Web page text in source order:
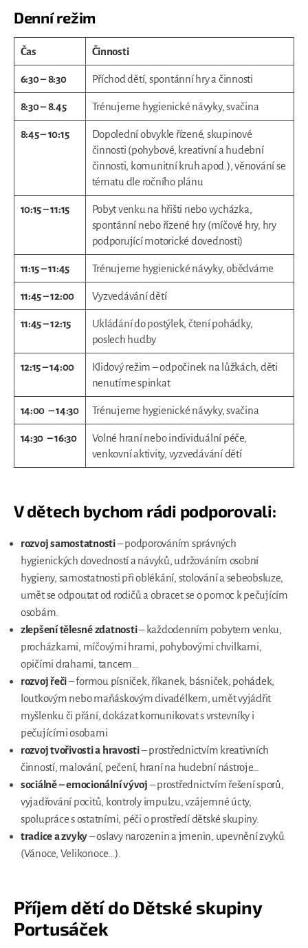
Denní režim
Čas Činnosti
6:30 – 8:30 Příchod dětí, spontánní hry a činnosti
8:30 – 8.45 Trénujeme hygienické návyky, svačina
8:45 – 10:15
Dopolední obvykle řízené, skupinové
činnosti (pohybové, kreativní a hudební
činnosti, komunitní kruh apod.), věnování se
tématu dle ročního plánu
10:15 – 11:15
Pobyt venku na hřišti nebo vycházka,
spontánní nebo řízené hry (míčové hry, hry
podporující motorické dovednosti)
11:15 – 11:45 Trénujeme hygienické návyky, obědváme
11:45 – 12:00 Vyzvedávání dětí
11:45 – 12:15
Ukládání do postýlek, čtení pohádky,
poslech hudby
12:15 – 14:00
Klidový režim – odpočinek na lůžkách, děti
nenutíme spinkat
14:00 – 14:30 Trénujeme hygienické návyky, svačina
14:30 – 16:30
Volné hraní nebo individuální péče,
venkovní aktivity, vyzvedávání dětí
V dětech bychom rádi podporovali:
rozvoj samostatnosti– podporováním správných
hygienických dovedností a návyků, udržováním osobní
hygieny, samostatnosti při oblékání, stolování a sebeobsluze,
umět se odpoutat od rodičů a obracet se o pomoc k pečujícím
osobám.
zlepšení tělesné zdatnosti– každodenním pobytem venku,
procházkami, míčovými hrami, pohybovými chvilkami,
opičími drahami, tancem…
rozvoj řeči– formou písniček, říkanek, básniček, pohádek,
loutkovým nebo maňáskovým divadélkem, umět vyjádřit
myšlenku či přání, dokázat komunikovat s vrstevníky i
pečujícími osobami
rozvoj tvořivosti a hravosti– prostřednictvím kreativních
činností, malování, pečení, hraní na hudební nástroje…
sociálně – emocionální vývoj– prostřednictvím řešení sporů,
vyjadřování pocitů, kontroly impulzu, vzájemné úcty,
spolupráce s ostatními, péči o prostředí dětské skupiny.
tradice a zvyky– oslavy narozenin a jmenin, upevnění zvyků
(Vánoce, Velikonoce…).
Příjem dětí do Dětské skupiny
Portusáček